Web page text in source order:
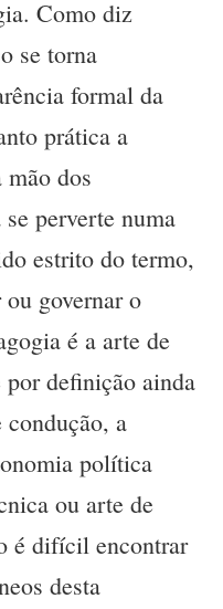
Como diz
se torna
formal da
prática a
dos
perverte numa
estrito do termo,
governar o
é a arte de
definição ainda
condução, a
política
ou arte de
é difícil encontrar
desta